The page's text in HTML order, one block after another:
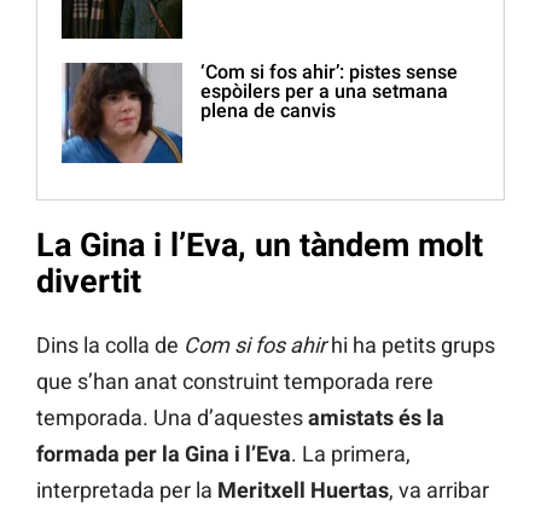
‘Com si fos ahir’: pistes sense
espòilers per a una setmana
plena de canvis
La Gina i l’Eva, un tàndem molt
divertit
Dins la colla de Com si fos ahirhi ha petits grups
que s’han anat construint temporada rere
temporada. Una d’aquestesamistats és la
formada per la Gina i l’Eva. La primera,
interpretada per la Meritxell Huertas, va arribar